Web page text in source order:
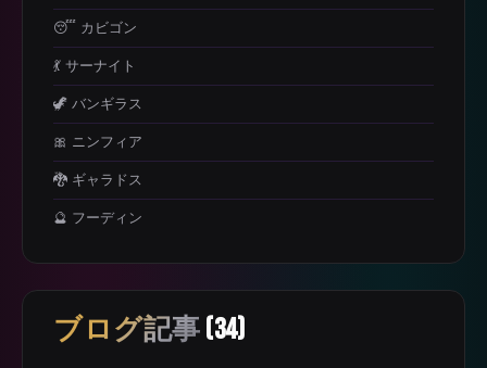
😴 カビゴン
💃 サーナイト
🦖 バンギラス
🎀 ニンフィア
🐉 ギャラドス
🔮 フーディン
ブログ記事(34)